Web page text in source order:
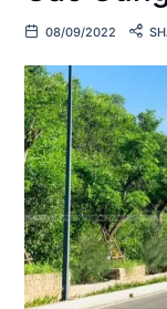
08/09/2022